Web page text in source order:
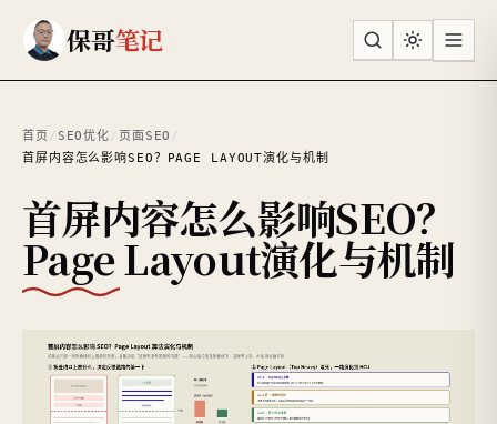
保哥笔记
首页/ SEO优化/ 页面SEO /
首屏内容怎么影响SEO？PAGE LAYOUT演化与机制
首屏内容怎么影响SEO？
Page Layout演化与机制